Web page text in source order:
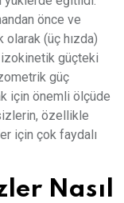
önce ve
(üç hızda)
güçteki
güç
için önemli ölçüde
özellikle
için çok faydalı
Nasıl